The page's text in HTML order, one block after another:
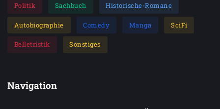
Politik Sachbuch Historische-Romane
Autobiographie Comedy Manga SciFi
Belletristik Sonstiges
Navigation